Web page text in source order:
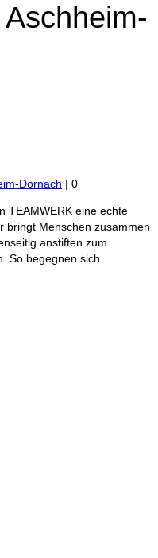
Dornach | 0
TEAMWERK eine echte
bringt Menschen zusammen
anstiften zum
So begegnen sich